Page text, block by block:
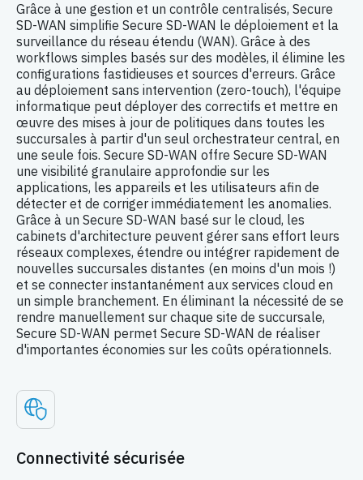
Grâce à une gestion et un contrôle centralisés, Secure
SD-WAN simplifie Secure SD-WAN le déploiement et la
surveillance du réseau étendu (WAN). Grâce à des
workflows simples basés sur des modèles, il élimine les
configurations fastidieuses et sources d'erreurs. Grâce
au déploiement sans intervention (zero-touch), l'équipe
informatique peut déployer des correctifs et mettre en
œuvre des mises à jour de politiques dans toutes les
succursales à partir d'un seul orchestrateur central, en
une seule fois. Secure SD-WAN offre Secure SD-WAN
une visibilité granulaire approfondie sur les
applications, les appareils et les utilisateurs afin de
détecter et de corriger immédiatement les anomalies.
Grâce à un Secure SD-WAN basé sur le cloud, les
cabinets d'architecture peuvent gérer sans effort leurs
réseaux complexes, étendre ou intégrer rapidement de
nouvelles succursales distantes (en moins d'un mois !)
et se connecter instantanément aux services cloud en
un simple branchement. En éliminant la nécessité de se
rendre manuellement sur chaque site de succursale,
Secure SD-WAN permet Secure SD-WAN de réaliser
d'importantes économies sur les coûts opérationnels.
Connectivité sécurisée